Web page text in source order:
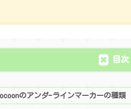
目次
のアンダｰラインマーカーの種類